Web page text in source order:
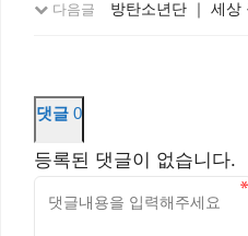
다음글 방탄소년단 ｜ 세상
댓글 0
등록된 댓글이 없습니다.